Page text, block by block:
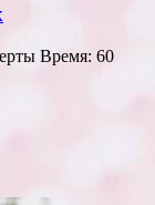
Время: 60